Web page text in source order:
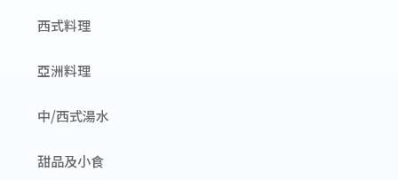
西式料理
亞洲料理
中/西式湯水
甜品及小食